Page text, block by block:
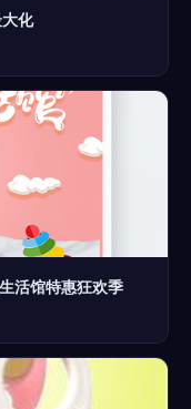
化
活馆特惠狂欢季